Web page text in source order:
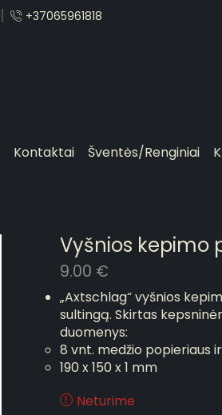
+37065961818
Kontaktai Šventės/Renginiai
Vyšnios kepimo
9.00 €
„Axtschlag“ vyšnios
sultingą. Skirtas
duomenys:
8 vnt. medžio popieriaus
190 x 150 x 1 mm
Neturime